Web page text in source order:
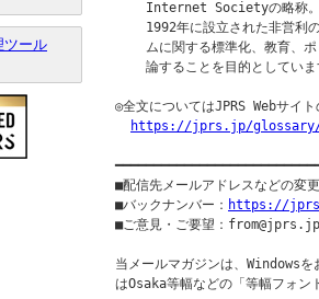
Internet Societyの略称
1992年に設立された非営利
ムに関する標準化、教育、
論することを目的としてい
◎全文についてはJPRS Webサイ
https://jprs.jp/glossary/
■配信先メールアドレスなどの変
■バックナンバー： https://
■ご意見・ご要望：from@jprs.jp
当メールマガジンは、Windowsを
はOsaka等幅などの「等幅フォン
ツール